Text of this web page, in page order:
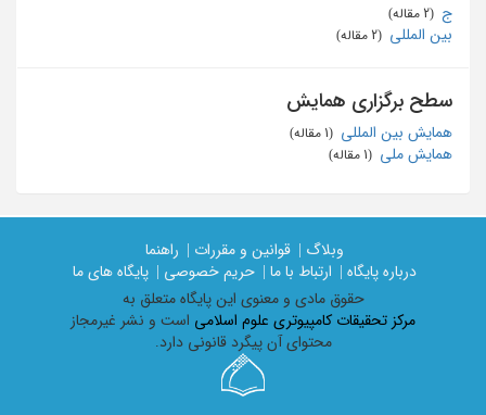
ج
بین المللی
سطح برگزاری همایش
همایش بین المللی
همایش ملی
وبلاگ | قوانین و مقررات |
راهنما
درباره پایگاه |
ارتباط با ما | حریم خصوصی |
پایگاه های ما
حقوق مادی و معنوی اين پايگاه متعلق به
مرکز تحقیقات کامپیوتری علوم اسلامی است و نشر غیرمجاز
محتوای آن پیگرد قانونی دارد.